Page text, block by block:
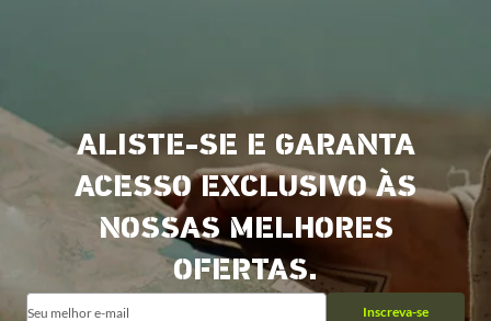
ALISTE-SE E GARANTA
ACESSO EXCLUSIVO ÀS
NOSSAS MELHORES
OFERTAS.
Inscreva-se